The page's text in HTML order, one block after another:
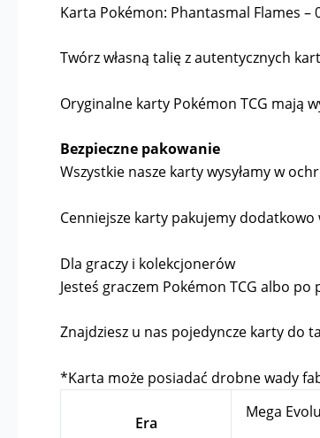
Karta Pokémon: Phantasmal Flames –
Twórz własną talię z autentycznych
Oryginalne karty Pokémon TCG mają
Bezpieczne pakowanie
Wszystkie nasze karty wysyłamy w
Cenniejsze karty pakujemy
Dla graczy i kolekcjonerów
Jesteś graczem Pokémon TCG albo
Znajdziesz u nas pojedyncze karty do
*Karta może posiadać drobne wady
Era
Mega